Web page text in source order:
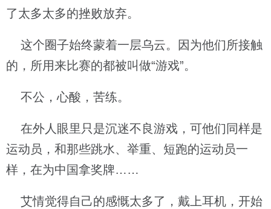
了太多太多的挫败放弃。
这个圈子始终蒙着一层乌云。因为他们所接触
的，所用来比赛的都被叫做“游戏”。
不公，心酸，苦练。
在外人眼里只是沉迷不良游戏，可他们同样是
运动员，和那些跳水、举重、短跑的运动员一
样，在为中国拿奖牌……
艾情觉得自己的感慨太多了，戴上耳机，开始